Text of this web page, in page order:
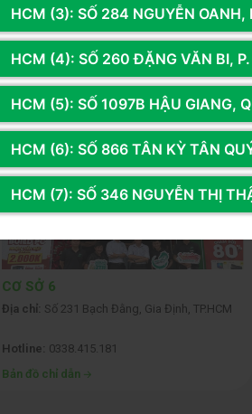
HỆ THỐNG 14
CƠ SỞ 6
Địa chỉ: Số 231 Bạch Đằng, Gia Định, TP.HCM
Hotline: 0338.415.181
Bản đồ chỉ dẫn
HCM (3): SỐ 284 NGUYỄN OANH,
HCM (4): SỐ 260 ĐẶNG VĂN BI,
HCM (5): SỐ 1097B HẬU GIANG,
HCM (6): SỐ 866 TÂN KỲ TÂN
HCM (7): SỐ 346 NGUYỄN THỊ